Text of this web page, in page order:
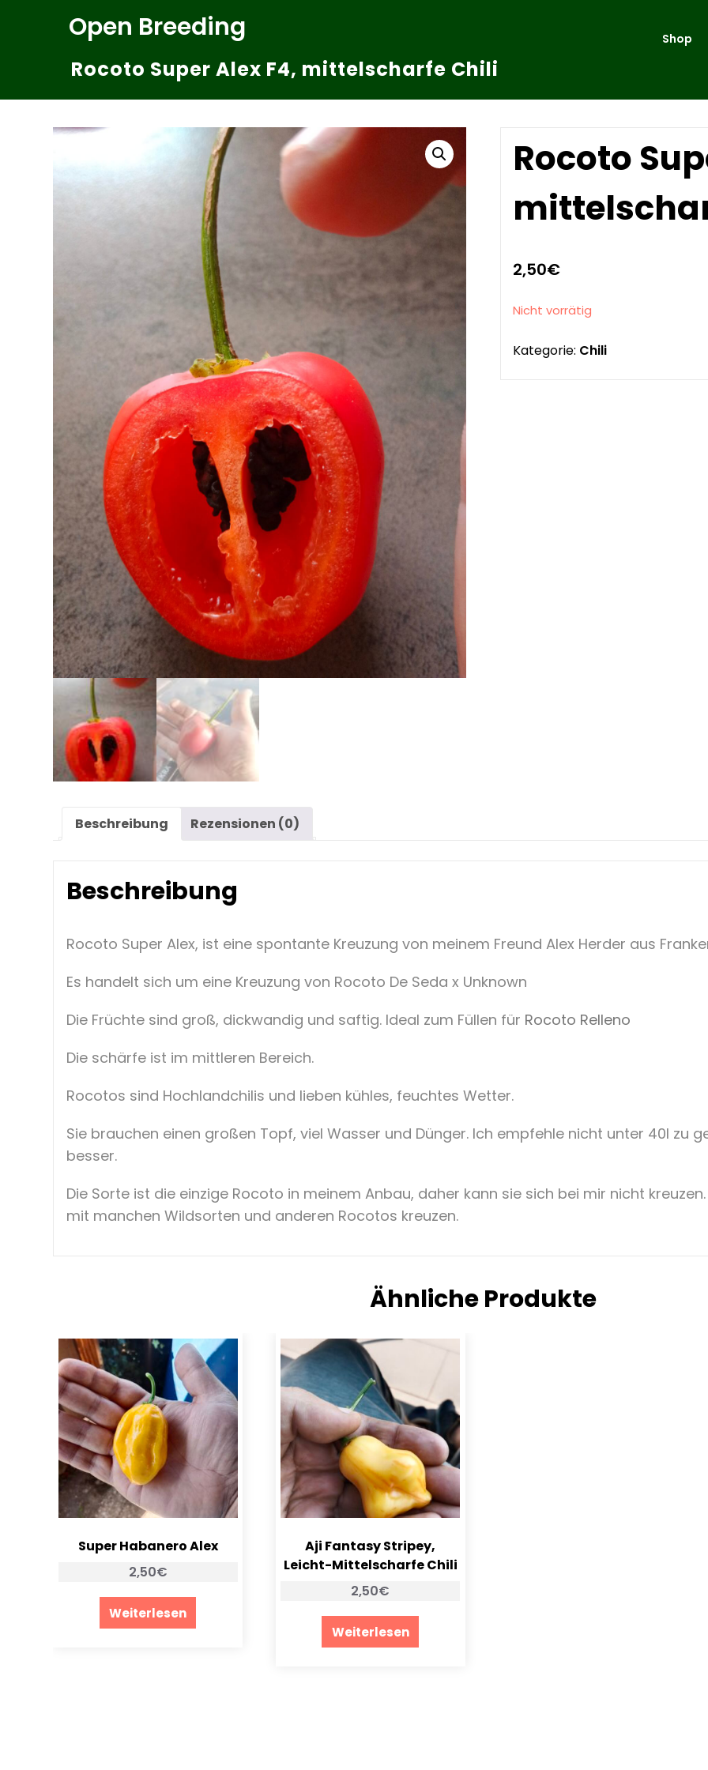
Open Breeding Shop
Rocoto Super Alex F4, mittelscharfe Chili
Rocoto
2,50€
Nicht vorrätig
Kategorie: Chili
Beschreibung Rezensionen (0)
Beschreibung
Rocoto Super Alex, ist eine spontante Kreuzung von meinem Freund Alex Herder aus
Es handelt sich um eine Kreuzung von Rocoto De Seda x Unknown
Die Früchte sind groß, dickwandig und saftig. Ideal zum Füllen für Rocoto Relleno
Die schärfe ist im mittleren Bereich.
Rocotos sind Hochlandchilis und lieben kühles, feuchtes Wetter.
Sie brauchen einen großen Topf, viel Wasser und Dünger. Ich empfehle nicht unter 40l zu
besser.
Die Sorte ist die einzige Rocoto in meinem Anbau, daher kann sie sich bei mir nicht
mit manchen Wildsorten und anderen Rocotos kreuzen.
Ähnliche Produkte
Super Habanero Alex
2,50€
Weiterlesen
Aji Fantasy Stripey,
Leicht-Mittelscharfe Chili
2,50€
Weiterlesen